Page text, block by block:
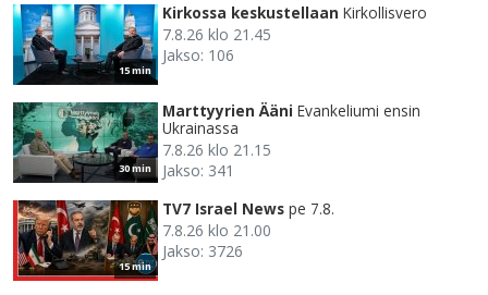
15 min
Kirkossa keskustellaan Kirkollisvero
7.8.26 klo 21.45
Jakso: 106
30 min
Marttyyrien Ääni Evankeliumi ensin
Ukrainassa
7.8.26 klo 21.15
Jakso: 341
15 min
TV7 Israel News pe 7.8.
7.8.26 klo 21.00
Jakso: 3726